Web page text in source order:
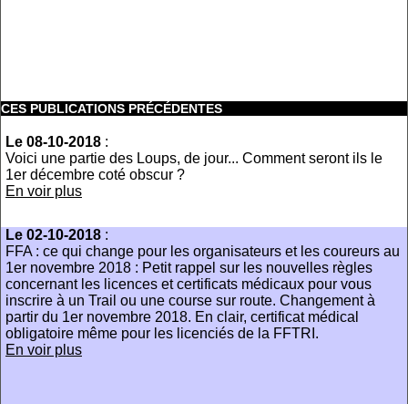
CES PUBLICATIONS PRÉCÉDENTES
Le 08-10-2018 :
Voici une partie des Loups, de jour... Comment seront ils le
1er décembre coté obscur ?
En voir plus
Le 02-10-2018 :
FFA : ce qui change pour les organisateurs et les coureurs au
1er novembre 2018 : Petit rappel sur les nouvelles règles
concernant les licences et certificats médicaux pour vous
inscrire à un Trail ou une course sur route. Changement à
partir du 1er novembre 2018. En clair, certificat médical
obligatoire même pour les licenciés de la FFTRI.
En voir plus